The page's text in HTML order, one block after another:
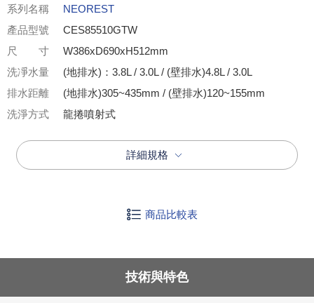
系列名稱
NEOREST
產品型號
CES85510GTW
尺 寸
W386xD690xH512mm
洗凈水量
(地排水)：3.8L / 3.0L / (壁排水)4.8L / 3.0L
排水距離
(地排水)305~435mm / (壁排水)120~155mm
洗淨方式
龍捲噴射式
詳細規格
商品比較表
技術與特色